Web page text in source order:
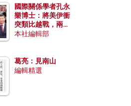
國際關係學者孔永
樂博士：將美伊衝
突類比越戰，兩者
有何異同？中國崛
本社編輯部
葛亮：見南山
編輯精選